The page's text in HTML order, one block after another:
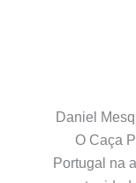
Daniel
O Caça
Portugal na